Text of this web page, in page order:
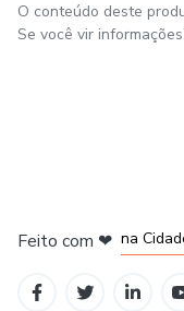
O conteúdo deste
Se você vir
Feito com ❤ na